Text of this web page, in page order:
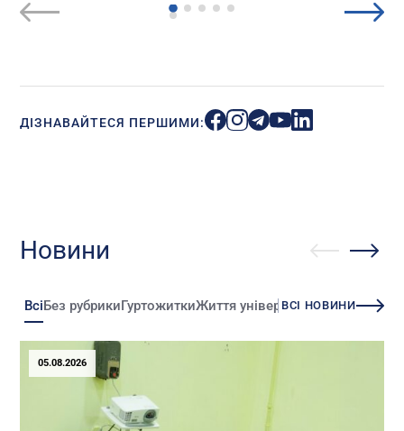
ДІЗНАВАЙТЕСЯ ПЕРШИМИ:
Новини
ВсіБез рубрикиГуртожиткиЖиття університетуЗміни
ВСІ НОВИНИ
05.08.2026